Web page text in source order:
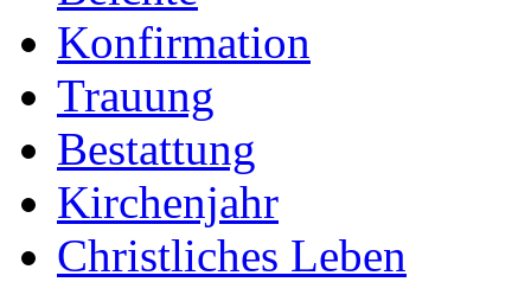
Konfirmation
Trauung
Bestattung
Kirchenjahr
Christliches Leben